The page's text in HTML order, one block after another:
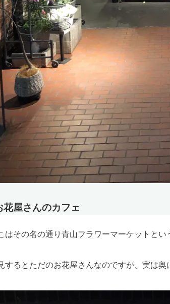
花屋さんのカフェ
はその名の通り青山フラワーマーケットとい
するとただのお花屋さんなのですが、実は奥